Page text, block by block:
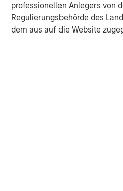
professionellen Anlegers von
Regulierungsbehörde des
dem aus auf die Website
Morgan Stanley Energy
investments in energy
North America. The team